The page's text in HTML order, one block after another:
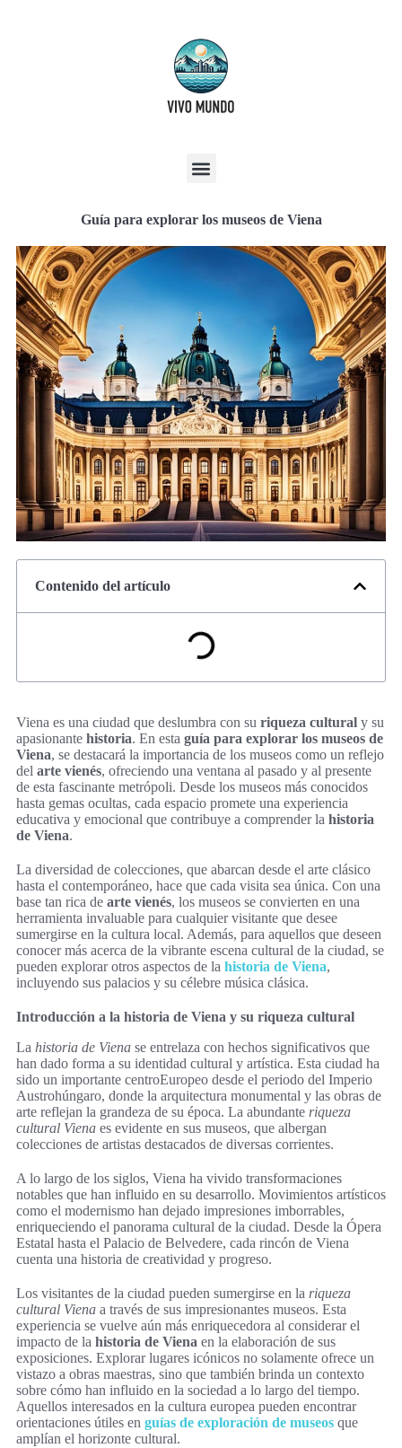
Guía para explorar los museos de Viena
Contenido del artículo
Viena es una ciudad que deslumbra con su riqueza cultural y su
apasionante historia. En esta guía para explorar los museos de
Viena, se destacará la importancia de los museos como un reflejo
del arte vienés, ofreciendo una ventana al pasado y al presente
de esta fascinante metrópoli. Desde los museos más conocidos
hasta gemas ocultas, cada espacio promete una experiencia
educativa y emocional que contribuye a comprender la historia
de Viena.
La diversidad de colecciones, que abarcan desde el arte clásico
hasta el contemporáneo, hace que cada visita sea única. Con una
base tan rica de arte vienés, los museos se convierten en una
herramienta invaluable para cualquier visitante que desee
sumergirse en la cultura local. Además, para aquellos que deseen
conocer más acerca de la vibrante escena cultural de la ciudad, se
pueden explorar otros aspectos de la historia de Viena,
incluyendo sus palacios y su célebre música clásica.
Introducción a la historia de Viena y su riqueza cultural
La historia de Viena se entrelaza con hechos significativos que
han dado forma a su identidad cultural y artística. Esta ciudad ha
sido un importante centroEuropeo desde el periodo del Imperio
Austrohúngaro, donde la arquitectura monumental y las obras de
arte reflejan la grandeza de su época. La abundante riqueza
cultural Viena es evidente en sus museos, que albergan
colecciones de artistas destacados de diversas corrientes.
A lo largo de los siglos, Viena ha vivido transformaciones
notables que han influido en su desarrollo. Movimientos artísticos
como el modernismo han dejado impresiones imborrables,
enriqueciendo el panorama cultural de la ciudad. Desde la Ópera
Estatal hasta el Palacio de Belvedere, cada rincón de Viena
cuenta una historia de creatividad y progreso.
Los visitantes de la ciudad pueden sumergirse en la riqueza
cultural Viena a través de sus impresionantes museos. Esta
experiencia se vuelve aún más enriquecedora al considerar el
impacto de la historia de Viena en la elaboración de sus
exposiciones. Explorar lugares icónicos no solamente ofrece un
vistazo a obras maestras, sino que también brinda un contexto
sobre cómo han influido en la sociedad a lo largo del tiempo.
Aquellos interesados en la cultura europea pueden encontrar
orientaciones útiles en guías de exploración de museos que
amplían el horizonte cultural.